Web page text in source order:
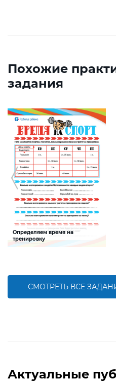
Похожие
задания
Определяем время на
тренировку
СМОТРЕТЬ ВСЕ
Актуальные